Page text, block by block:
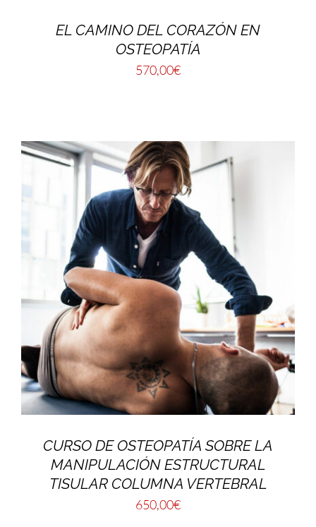
EL CAMINO DEL CORAZÓN EN
OSTEOPATÍA
570,00€
CURSO DE OSTEOPATÍA SOBRE LA
MANIPULACIÓN ESTRUCTURAL
TISULAR COLUMNA VERTEBRAL
650,00€